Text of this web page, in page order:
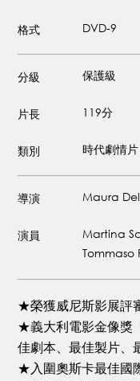
格式 DVD-9
分級 保護級
片長 119分
類別 時代劇情
導演 Maura
演員
Martina
Tommaso
★榮獲威尼斯影展評
★義大利電影金像獎
佳劇本、最佳製片、
★入圍奧斯卡最佳國